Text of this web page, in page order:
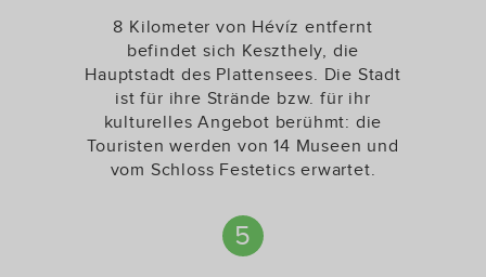
8 Kilometer von Hévíz entfernt
befindet sich Keszthely, die
Hauptstadt des Plattensees. Die Stadt
ist für ihre Strände bzw. für ihr
kulturelles Angebot berühmt: die
Touristen werden von 14 Museen und
vom Schloss Festetics erwartet.
5